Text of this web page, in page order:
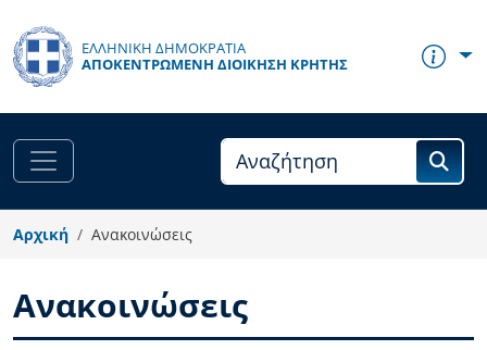
ΕΛΛΗΝΙΚΗ ΔΗΜΟΚΡΑΤΙΑ
ΑΠΟΚΕΝΤΡΩΜΈΝΗ ΔΙΟΊΚΗΣΗ ΚΡΉΤΗΣ
Αρχική Ανακοινώσεις
Ανακοινώσεις